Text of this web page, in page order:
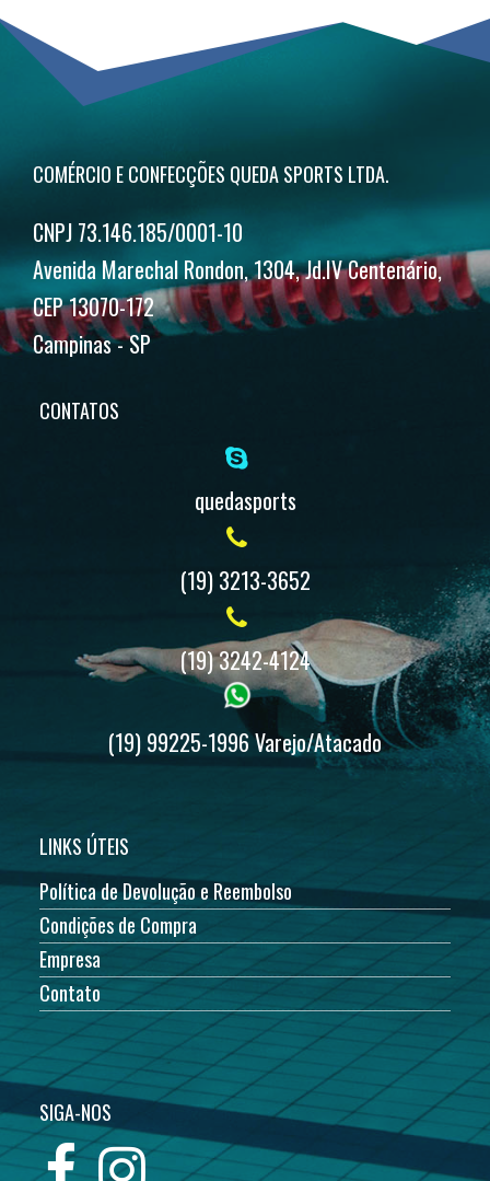
ser
do
produto
COMÉRCIO E CONFECÇÕES QUEDA SPORTS LTDA.
CNPJ 73.146.185/0001-10
Avenida Marechal Rondon, 1304, Jd.IV Centenário,
CEP 13070-172
Campinas - SP
CONTATOS
quedasports
(19) 3213-3652
(19) 3242-4124
(19) 99225-1996 Varejo/Atacado
LINKS ÚTEIS
Política de Devolução e Reembolso
Condições de Compra
Empresa
Contato
SIGA-NOS